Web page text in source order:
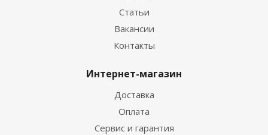
Статьи
Вакансии
Контакты
Интернет-магазин
Доставка
Оплата
Сервис и гарантия